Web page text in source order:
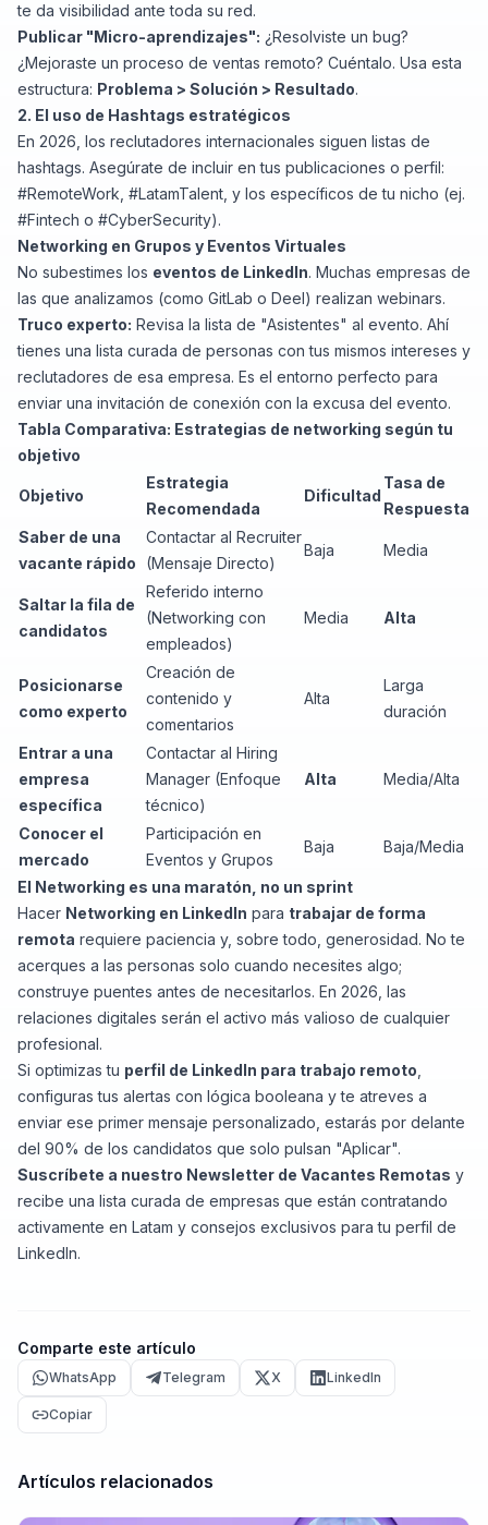
te da visibilidad ante toda su red.
Publicar "Micro-aprendizajes": ¿Resolviste un bug?
¿Mejoraste un proceso de ventas remoto? Cuéntalo. Usa esta
estructura: Problema > Solución > Resultado.
2. El uso de Hashtags estratégicos
En 2026, los reclutadores internacionales siguen listas de
hashtags. Asegúrate de incluir en tus publicaciones o perfil:
#RemoteWork, #LatamTalent, y los específicos de tu nicho (ej.
#Fintech o #CyberSecurity).
Networking en Grupos y Eventos Virtuales
No subestimes los eventos de LinkedIn. Muchas empresas de
las que analizamos (como GitLab o Deel) realizan webinars.
Truco experto: Revisa la lista de "Asistentes" al evento. Ahí
tienes una lista curada de personas con tus mismos intereses y
reclutadores de esa empresa. Es el entorno perfecto para
enviar una invitación de conexión con la excusa del evento.
Tabla Comparativa: Estrategias de networking según tu
objetivo
Objetivo
Estrategia
Recomendada
Dificultad
Tasa de
Respuesta
Saber de una
vacante rápido
Contactar al Recruiter
(Mensaje Directo)
Baja Media
Saltar la fila de
candidatos
Referido interno
(Networking con
empleados)
Media Alta
Posicionarse
como experto
Creación de
contenido y
comentarios
Alta
Larga
duración
Entrar a una
empresa
específica
Contactar al Hiring
Manager (Enfoque
técnico)
Alta Media/Alta
Conocer el
mercado
Participación en
Eventos y Grupos
Baja Baja/Media
El Networking es una maratón, no un sprint
Hacer Networking en LinkedIn para trabajar de forma
remota requiere paciencia y, sobre todo, generosidad. No te
acerques a las personas solo cuando necesites algo;
construye puentes antes de necesitarlos. En 2026, las
relaciones digitales serán el activo más valioso de cualquier
profesional.
Si optimizas tu perfil de LinkedIn para trabajo remoto
configuras tus alertas con lógica booleana y te atreves a
enviar ese primer mensaje personalizado, estarás por delante
del 90% de los candidatos que solo pulsan "Aplicar".
Suscríbete a nuestro Newsletter de Vacantes Remotas y
recibe una lista curada de empresas que están contratando
activamente en Latam y consejos exclusivos para tu perfil de
LinkedIn.
Comparte este artículo
WhatsApp Telegram X LinkedIn
Copiar
Artículos relacionados